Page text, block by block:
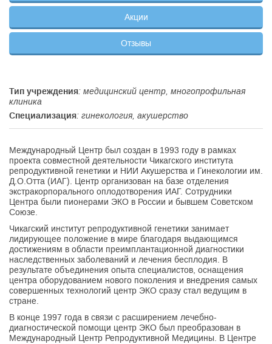
Акции
Отзывы
Тип учреждения: медицинский центр, многопрофильная
клиника
Специализация: гинекология, акушерство
Международный Центр был создан в 1993 году в рамках
проекта совместной деятельности Чикагского института
репродуктивной генетики и НИИ Акушерства и Гинекологии им.
Д.О.Отта (ИАГ). Центр организован на базе отделения
экстракорпорального оплодотворения ИАГ. Сотрудники
Центра были пионерами ЭКО в России и бывшем Советском
Союзе.
Чикагский институт репродуктивной генетики занимает
лидирующее положение в мире благодаря выдающимся
достижениям в области преимплантационной диагностики
наследственных заболеваний и лечения бесплодия. В
результате объединения опыта специалистов, оснащения
центра оборудованием нового поколения и внедрения самых
совершенных технологий центр ЭКО сразу стал ведущим в
стране.
В конце 1997 года в связи с расширением лечебно-
диагностической помощи центр ЭКО был преобразован в
Международный Центр Репродуктивной Медицины. В Центре